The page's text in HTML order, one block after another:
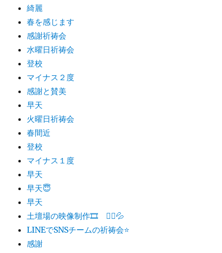
綺麗
春を感じます
感謝祈祷会
水曜日祈祷会
登校
マイナス２度
感謝と賛美
早天
火曜日祈祷会
春間近
登校
マイナス１度
早天
早天😇
早天
土壇場の映像制作🎞 🏃‍♂️💦
LINEでSNSチームの祈祷会⭐️
感謝